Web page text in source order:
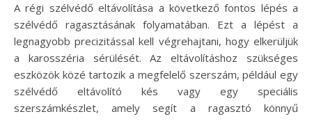
A régi szélvédő eltávolítása a következő fontos lépés a
szélvédő ragasztásának folyamatában. Ezt a lépést a
legnagyobb precizitással kell végrehajtani, hogy elkerüljük
a karosszéria sérülését. Az eltávolításhoz szükséges
eszközök közé tartozik a megfelelő szerszám, például egy
szélvédő eltávolító kés vagy egy speciális
szerszámkészlet, amely segít a ragasztó könnyű